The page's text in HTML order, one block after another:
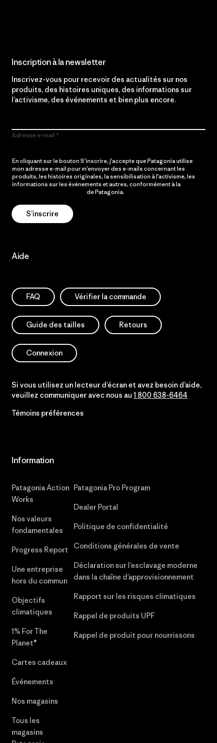
Inscription à la newsletter
Inscrivez-vous pour recevoir des actualités sur nos
produits, des histoires uniques, des informations sur
l’activisme, des événements et bien plus encore.
Adresse e-mail
En cliquant sur le bouton S’inscrire, j’accepte que Patagonia utilise
mon adresse e-mail pour m’envoyer des e-mails concernant les
produits, les histoires originales, la sensibilisation à l’activisme, les
informations sur les événements et autres, conformément à la
de Patagonia.
S’inscrire
Aide
FAQ Vérifier la commande
Guide des tailles Retours
Connexion
Si vous utilisez un lecteur d’écran et avez besoin d’aide,
veuillez communiquer avec nous au 1 800 638-6464
Témoins préférences
Information
Patagonia Action
Works
Nos valeurs
fondamentales
Progress Report
Une entreprise
hors du commun
Objectifs
climatiques
1% For The
Planet®
Cartes cadeaux
Événements
Nos magasins
Tous les
magasins
Patagonia Pro Program
Dealer Portal
Politique de confidentialité
Conditions générales de vente
Déclaration sur l’esclavage moderne
dans la chaîne d’approvisionnement
Rapport sur les risques climatiques
Rappel de produits UPF
Rappel de produit pour nourrissons